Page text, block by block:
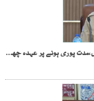
مسلح افواج سیاست سے دور ہی رہنا چاہتی ہیں،مدت پوری ہونے پر عہدہ چھوڑ دوں گا، سربراہ پاک فوج